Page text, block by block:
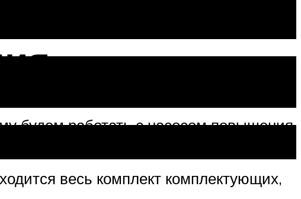
будем работать с насосом повышения
весь комплект комплектующих,